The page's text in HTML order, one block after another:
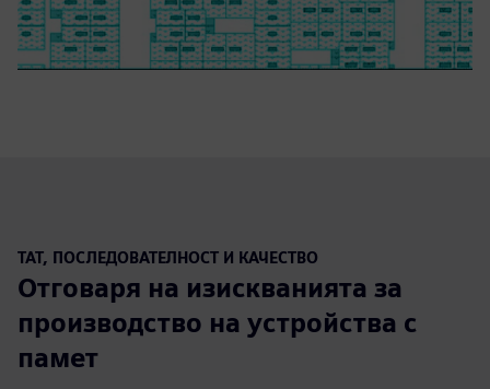
TAT, ПОСЛЕДОВАТЕЛНОСТ И КАЧЕСТВО
Отговаря на изискванията за
производство на устройства с
памет